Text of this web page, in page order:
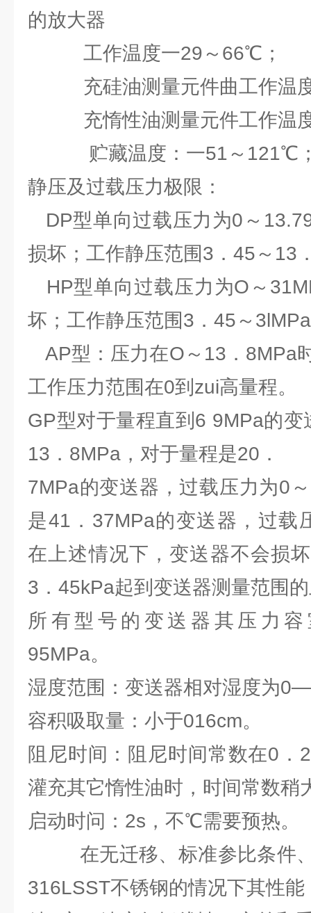
的放大器
工作温度一29～66℃；
充硅油测量元件曲工作温
充惰性油测量元件工作温
贮藏温度：一51～121℃
静压及过载压力极限：
DP型单向过载压力为0～
损坏；工作静压范围3．45～13
HP型单向过载压力为O～
坏；工作静压范围3．45～
AP型：压力在O～13．8MPa
工作压力范围在0到zui高量程。
GP型对于量程直到6 9MPa的
13．8MPa，对于量程是20．
7MPa的变送器，过载压力为0
是41．37MPa的变送器，过载
在上述情况下，变送器不会损
3．45kPa起到变送器测量范围
所有型号的变送器其压力
95MPa。
湿度范围：变送器相对湿度为
容积吸取量：小于016cm。
阻尼时间：阻尼时间常数在0．
灌充其它惰性油时，时间常数稍
启动时问：2s，不℃需要预热。
在无迁移、标准参比条件、
316LSST不锈钢的情况下其性能